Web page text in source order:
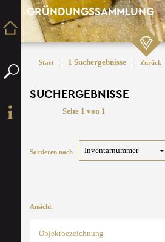
GRÜNDUNGSSAMMLUNG
Start | 1 Suchergebnisse | Zurück
SUCHERGEBNISSE
Seite 1 von 1
Sortieren nach
Ansicht
Objektbezeichnung